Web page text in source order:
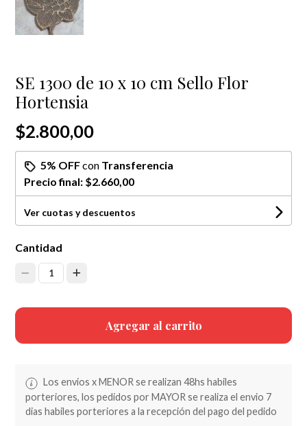
SE 1300 de 10 x 10 cm Sello Flor
Hortensia
$2.800,00
5% OFFcon Transferencia
Precio final: $2.660,00
Ver cuotas y descuentos
Cantidad
1
Agregar al carrito
Los envios x MENOR se realizan 48hs habiles
porteriores, los pedidos por MAYOR se realiza el envio 7
dias habiles porteriores a la recepción del pago del pedido